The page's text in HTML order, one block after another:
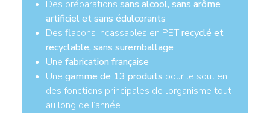
Des préparations sans alcool, sans arôme
artificiel et sans édulcorants
Des flacons incassables en PETrecyclé et
recyclable, sans suremballage
Une fabrication française
Une gamme de 13 produits pour le soutien
des fonctions principales de l’organisme tout
au long de l’année